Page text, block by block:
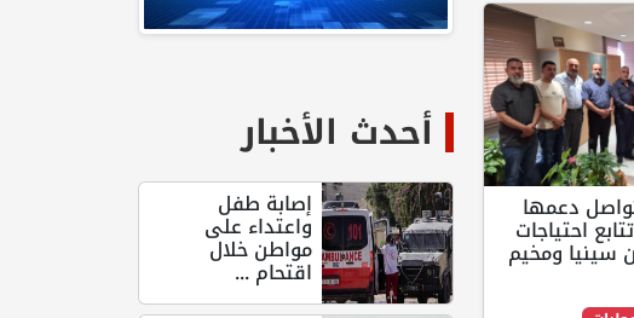
دعمها
احتياجات
سينيا ومخيم
أحدث الأخبار
إصابة طفل
واعتداء على
مواطن خلال
اقتحام ...